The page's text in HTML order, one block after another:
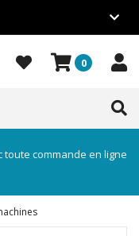
0
commande en ligne